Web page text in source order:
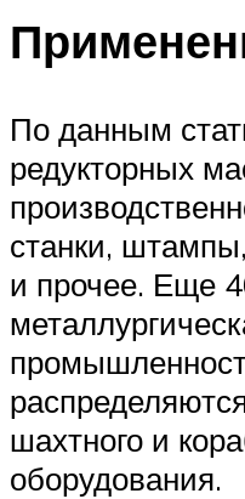
По данным
редукторных
станки,
и прочее. Еще
шахтного и
оборудования.